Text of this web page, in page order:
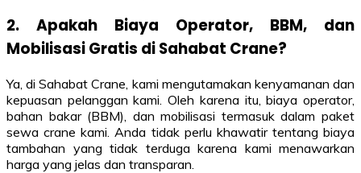
2. Apakah Biaya Operator, BBM, dan
Mobilisasi Gratis di Sahabat Crane?
Ya, di Sahabat Crane, kami mengutamakan kenyamanan dan
kepuasan pelanggan kami. Oleh karena itu, biaya operator,
bahan bakar (BBM), dan mobilisasi termasuk dalam paket
sewa crane kami. Anda tidak perlu khawatir tentang biaya
tambahan yang tidak terduga karena kami menawarkan
harga yang jelas dan transparan.